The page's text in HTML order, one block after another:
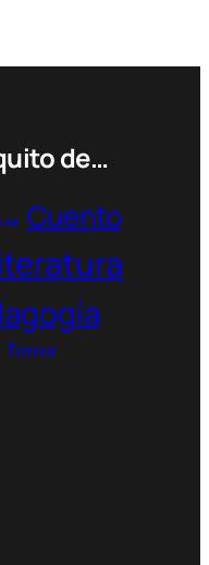
de…
Cuento
Terror